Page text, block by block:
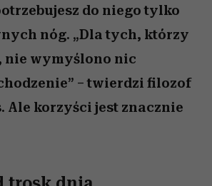
do niego tylko
nóg. „Dla tych, którzy
nie wymyślono nic
– twierdzi filozof
Ale korzyści jest znacznie